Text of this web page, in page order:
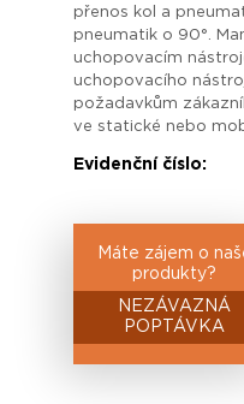
přenos kol a
pneumatik o 90°.
uchopovacím
uchopovacího
požadavkům
ve statické nebo
Evidenční číslo:
Máte zájem o
produkty?
NEZÁVAZNÁ
POPTÁVKA